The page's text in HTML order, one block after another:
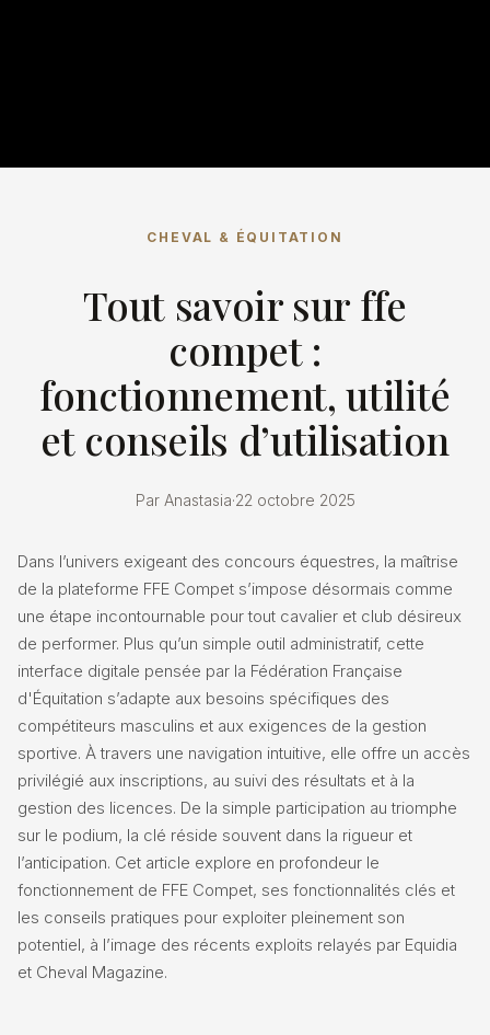
CHEVAL & ÉQUITATION
Tout savoir sur ffe
compet :
fonctionnement, utilité
et conseils d’utilisation
Par Anastasia·22 octobre 2025
Dans l’univers exigeant des concours équestres, la maîtrise
de la plateforme FFE Compet s’impose désormais comme
une étape incontournable pour tout cavalier et club désireux
de performer. Plus qu’un simple outil administratif, cette
interface digitale pensée par la Fédération Française
d'Équitation s’adapte aux besoins spécifiques des
compétiteurs masculins et aux exigences de la gestion
sportive. À travers une navigation intuitive, elle offre un accès
privilégié aux inscriptions, au suivi des résultats et à la
gestion des licences. De la simple participation au triomphe
sur le podium, la clé réside souvent dans la rigueur et
l’anticipation. Cet article explore en profondeur le
fonctionnement de FFE Compet, ses fonctionnalités clés et
les conseils pratiques pour exploiter pleinement son
potentiel, à l’image des récents exploits relayés par Equidia
et Cheval Magazine.